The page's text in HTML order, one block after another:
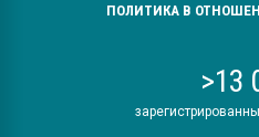
ПОЛИТИКА В
>13